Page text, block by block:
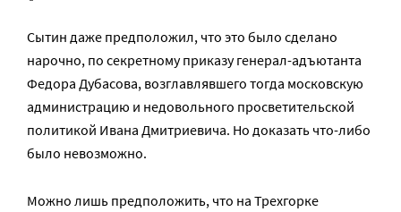
Сытин даже предположил, что это было сделано
нарочно, по секретному приказу генерал-адъютанта
Федора Дубасова, возглавлявшего тогда московскую
администрацию и недовольного просветительской
политикой Ивана Дмитриевича. Но доказать что-либо
было невозможно.
Можно лишь предположить, что на Трехгорке